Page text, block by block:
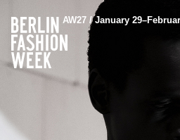
AW27 / January